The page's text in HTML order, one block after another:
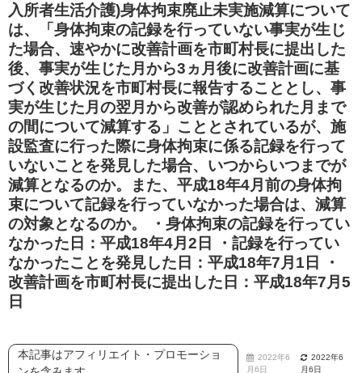
身体拘束の記録を行っていなかった日：平成18年4月2日 ・記録を行っていなかったこ
とを発見した日：平成18年7月1日 ・改善計画を市町村長に提出した日：平成18年7月5
日
入所者生活介護)身体拘束廃止未実施減算について
は、「身体拘束の記録を行っていない事実が生じ
た場合、速やかに改善計画を市町村長に提出した
後、事実が生じた月から3ヵ月後に改善計画に基
づく改善状況を市町村長に報告することとし、事
実が生じた月の翌月から改善が認められた月まで
の間について減算する」こととされているが、施
設監査に行った際に身体拘束に係る記録を行って
いないことを発見した場合、いつからいつまでが
減算となるのか。また、平成18年4月前の身体拘
束について記録を行っていなかった場合は、減算
の対象となるのか。 ・身体拘束の記録を行ってい
なかった日：平成18年4月2日 ・記録を行ってい
なかったことを発見した日：平成18年7月1日 ・
改善計画を市町村長に提出した日：平成18年7月5
日
本記事はアフィリエイト・プロモーショ
2022年6
月6日
2022年6
月6日